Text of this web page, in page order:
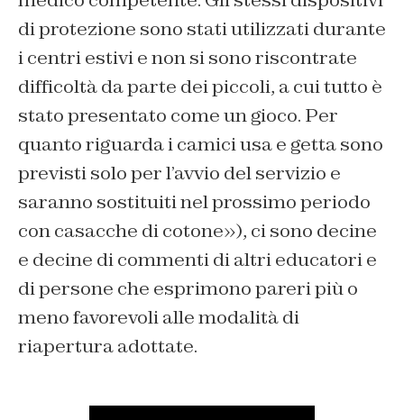
di protezione sono stati utilizzati durante
i centri estivi e non si sono riscontrate
difficoltà da parte dei piccoli, a cui tutto è
stato presentato come un gioco. Per
quanto riguarda i camici usa e getta sono
previsti solo per l’avvio del servizio e
saranno sostituiti nel prossimo periodo
con casacche di cotone»), ci sono decine
e decine di commenti di altri educatori e
di persone che esprimono pareri più o
meno favorevoli alle modalità di
riapertura adottate.